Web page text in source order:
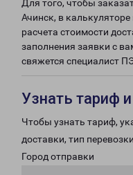
Для того, чтобы
Ачинск, в
расчета стоимости
заполнения заявки с
свяжется специалист
Узнать тариф
Чтобы узнать тариф,
доставки, тип
Город отправки